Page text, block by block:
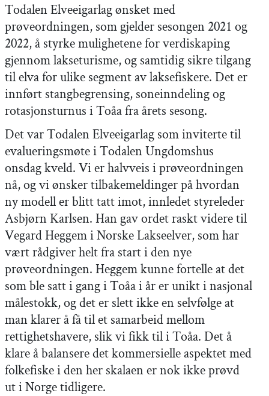
Todalen Elveeigarlag ønsket med
prøveordningen, som gjelder sesongen 2021 og
2022, å styrke mulighetene for verdiskaping
gjennom lakseturisme, og samtidig sikre tilgang
til elva for ulike segment av laksefiskere. Det er
innført stangbegrensing, soneinndeling og
rotasjonsturnus i Toåa fra årets sesong.
Det var Todalen Elveeigarlag som inviterte til
evalueringsmøte i Todalen Ungdomshus
onsdag kveld. Vi er halvveis i prøveordningen
nå, og vi ønsker tilbakemeldinger på hvordan
ny modell er blitt tatt imot, innledet styreleder
Asbjørn Karlsen. Han gav ordet raskt videre til
Vegard Heggem i Norske Lakseelver, som har
vært rådgiver helt fra start i den nye
prøveordningen. Heggem kunne fortelle at det
som ble satt i gang i Toåa i år er unikt i nasjonal
målestokk, og det er slett ikke en selvfølge at
man klarer å få til et samarbeid mellom
rettighetshavere, slik vi fikk til i Toåa. Det å
klare å balansere det kommersielle aspektet med
folkefiske i den her skalaen er nok ikke prøvd
ut i Norge tidligere.